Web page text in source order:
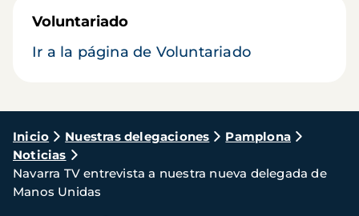
Voluntariado
Ir a la página de Voluntariado
Ruta
de
navegación
Inicio Nuestras delegaciones
Pamplona
Noticias
Navarra TV entrevista a nuestra nueva delegada de
Manos Unidas